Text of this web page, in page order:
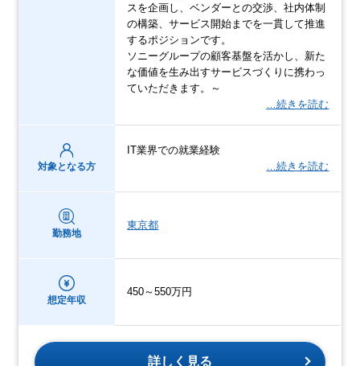
スを企画し、ベンダーとの交渉、社内体制
の構築、サービス開始までを一貫して推進
するポジションです。
ソニーグループの顧客基盤を活かし、新た
な価値を生み出すサービスづくりに携わっ
ていただきます。～
…続きを読む
対象となる方
IT業界での就業経験
…続きを読む
勤務地
東京都
想定年収
450～550万円
詳しく見る